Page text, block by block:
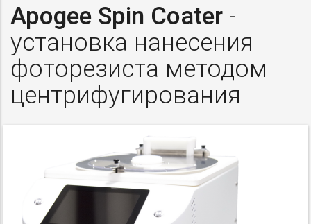
Apogee Spin Coater -
установка нанесения
фоторезиста методом
центрифугирования